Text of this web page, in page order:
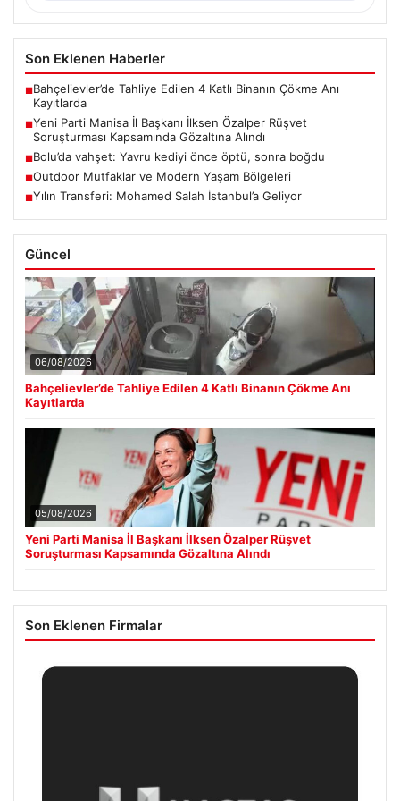
Son Eklenen Haberler
■Bahçelievler’de Tahliye Edilen 4 Katlı Binanın Çökme Anı
Kayıtlarda
■Yeni Parti Manisa İl Başkanı İlksen Özalper Rüşvet
Soruşturması Kapsamında Gözaltına Alındı
■Bolu’da vahşet: Yavru kediyi önce öptü, sonra boğdu
■Outdoor Mutfaklar ve Modern Yaşam Bölgeleri
■Yılın Transferi: Mohamed Salah İstanbul’a Geliyor
Güncel
06/08/2026
Bahçelievler’de Tahliye Edilen 4 Katlı Binanın Çökme Anı
Kayıtlarda
05/08/2026
Yeni Parti Manisa İl Başkanı İlksen Özalper Rüşvet
Soruşturması Kapsamında Gözaltına Alındı
Son Eklenen Firmalar